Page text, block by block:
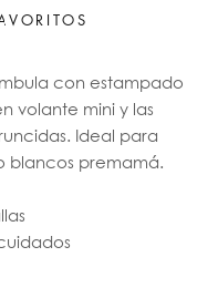
con estampado
volante mini y las
Ideal para
blancos premamá.